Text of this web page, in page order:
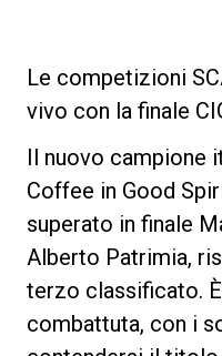
Le competizioni
vivo con la finale
Il nuovo campione
Coffee in Good
superato in finale
Alberto Patrimia,
terzo classificato.
combattuta, con i
I nostri Lab
Sostenibilità
Connect
Contattaci